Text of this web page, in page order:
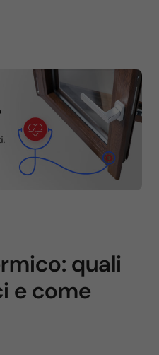
quali
e come